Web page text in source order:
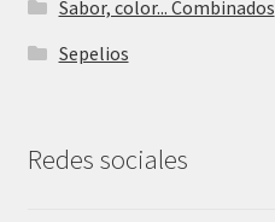
Sabor, color... Combinados
Sepelios
Redes sociales